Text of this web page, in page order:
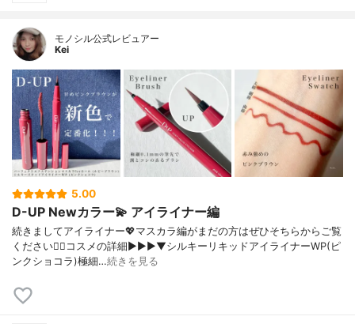
モノシル公式レビュアー
Kei
5.00
D-UP Newカラー💫 アイライナー編
続きましてアイライナー💖マスカラ編がまだの方はぜひそちらからご覧
ください🙋‍♀️コスメの詳細▶︎▶︎▶︎▼シルキーリキッドアイライナーWP(ピ
ンクショコラ)極細…続きを見る